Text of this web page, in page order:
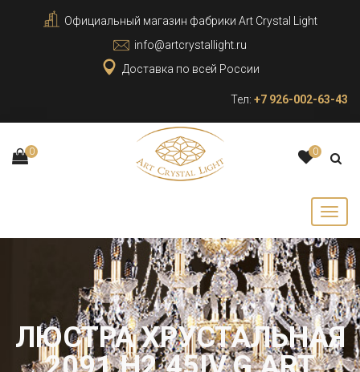
Официальный магазин фабрики Art Crystal Light
info@artcrystallight.ru
Доставка по всей России
Тел: +7 926-002-63-43
0 0
ЛЮСТРА ХРУСТАЛЬНАЯ